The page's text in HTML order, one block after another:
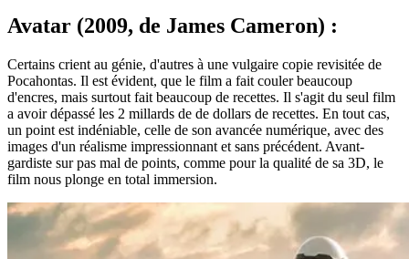
Avatar (2009, de James Cameron) :
Certains crient au génie, d'autres à une vulgaire copie revisitée de
Pocahontas. Il est évident, que le film a fait couler beaucoup
d'encres, mais surtout fait beaucoup de recettes. Il s'agit du seul film
a avoir dépassé les 2 millards de de dollars de recettes. En tout cas,
un point est indéniable, celle de son avancée numérique, avec des
images d'un réalisme impressionnant et sans précédent. Avant-
gardiste sur pas mal de points, comme pour la qualité de sa 3D, le
film nous plonge en total immersion.